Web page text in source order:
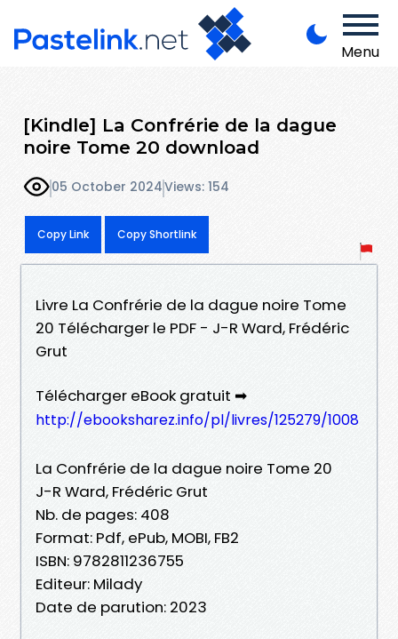
Menu
[Kindle] La Confrérie de la dague
noire Tome 20 download
05 October 2024Views: 154
Copy Link Copy Shortlink
Livre La Confrérie de la dague noire Tome
20 Télécharger le PDF - J-R Ward, Frédéric
Grut
Télécharger eBook gratuit ➡
http://ebooksharez.info/pl/livres/125279/1008
La Confrérie de la dague noire Tome 20
J-R Ward, Frédéric Grut
Nb. de pages: 408
Format: Pdf, ePub, MOBI, FB2
ISBN: 9782811236755
Editeur: Milady
Date de parution: 2023